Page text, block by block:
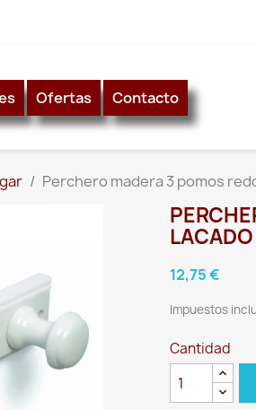
Ofertas Contacto
Perchero madera 3 pomos
12,75 €
Impuestos
Cantidad